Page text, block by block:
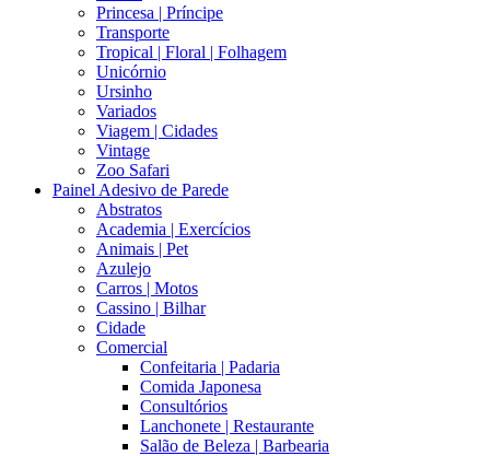
Princesa | Príncipe
Transporte
Tropical | Floral | Folhagem
Unicórnio
Ursinho
Variados
Viagem | Cidades
Vintage
Zoo Safari
Painel Adesivo de Parede
Abstratos
Academia | Exercícios
Animais | Pet
Azulejo
Carros | Motos
Cassino | Bilhar
Cidade
Comercial
Confeitaria | Padaria
Comida Japonesa
Consultórios
Lanchonete | Restaurante
Salão de Beleza | Barbearia